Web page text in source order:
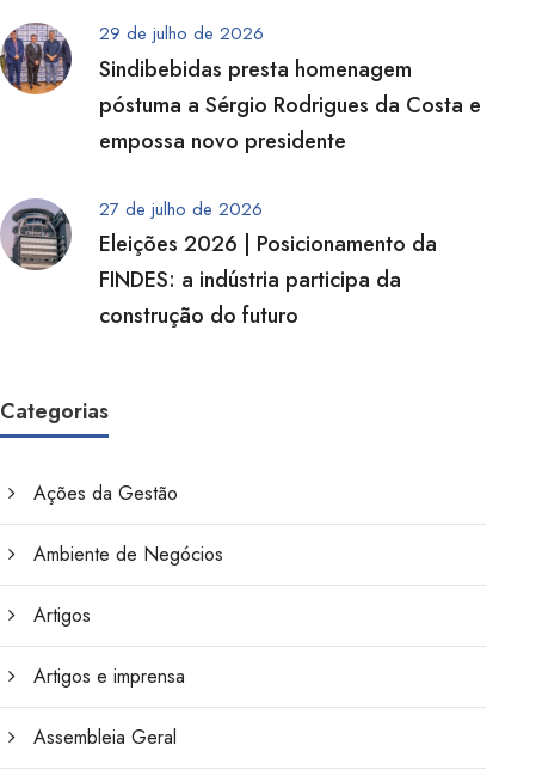
29 de julho de 2026
Sindibebidas presta homenagem
póstuma a Sérgio Rodrigues da Costa e
empossa novo presidente
27 de julho de 2026
Eleições 2026 | Posicionamento da
FINDES: a indústria participa da
construção do futuro
Categorias
Ações da Gestão
Ambiente de Negócios
Artigos
Artigos e imprensa
Assembleia Geral